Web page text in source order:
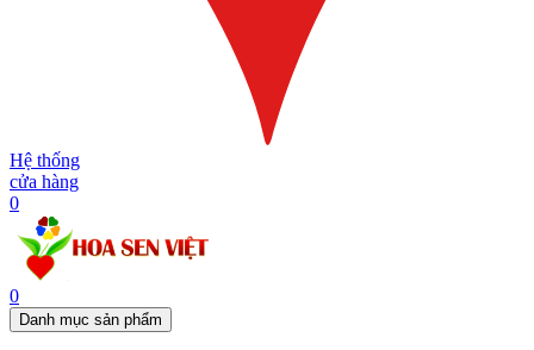
Hệ thống
cửa hàng
0
0
Danh mục sản phẩm